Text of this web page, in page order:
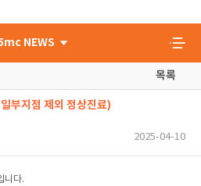
NEWS
목록
부지점 제외 정상진료)
2025-04-10
니다.